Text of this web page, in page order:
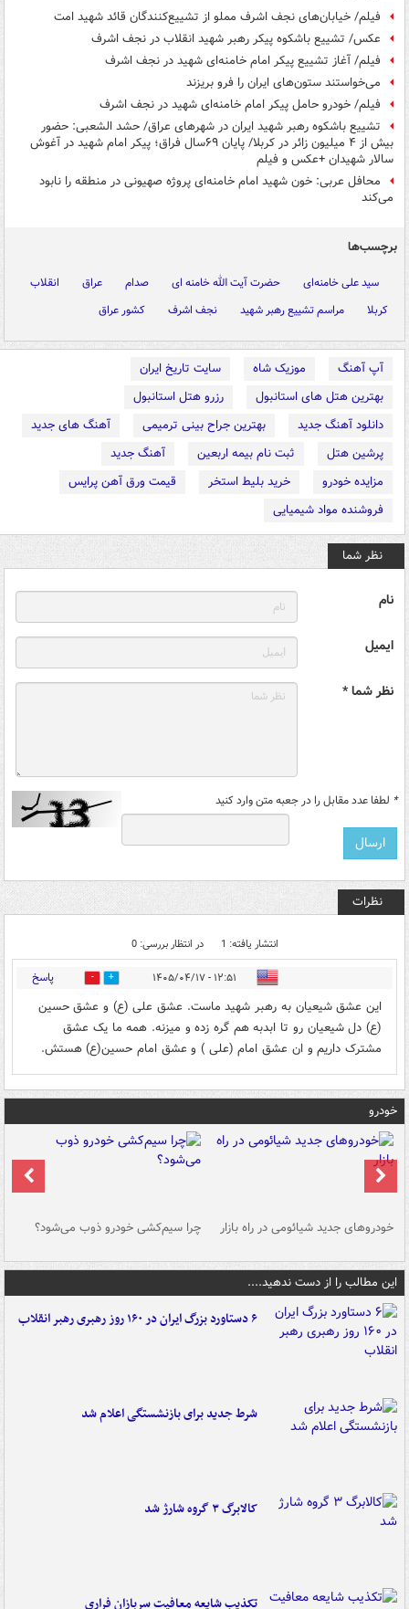
فیلم/ خیابان‌های نجف اشرف مملو از تشییع‌کنندگان قائد شهید امت
عکس/ تشییع باشکوه پیکر رهبر شهید انقلاب در نجف اشرف
فیلم/ آغاز تشییع پیکر امام خامنه‌ای شهید در نجف اشرف
می‌خواستند ستون‌های ایران را فرو بریزند
فیلم/ خودرو حامل پیکر امام خامنه‌ای شهید در نجف اشرف
تشییع باشکوه رهبر شهید ایران در شهرهای عراق/ حشد الشعبی: حضور
بیش از ۴ میلیون زائر در کربلا/ پایان ۶۹سال فراق؛ پیکر امام شهید در آغوش
سالار شهیدان +عکس و فیلم
محافل عربی: خون شهید امام خامنه‌ای پروژه صهیونی در منطقه را نابود
می‌کند
برچسب‌ها
سید علی خامنه‌ای حضرت آیت الله خامنه ای صدام عراق
انقلاب
کربلا
مراسم تشییع رهبر شهید نجف اشرف کشور عراق
آپ آهنگ موزیک شاه
سایت تاریخ ایران
بهترین هتل های استانبول
رزرو هتل استانبول
دانلود آهنگ جدید
بهترین جراح بینی ترمیمی
آهنگ های جدید
پرشین هتل
ثبت نام بیمه اربعین
آهنگ جدید
مزایده خودرو
خرید بلیط استخر
قیمت ورق آهن پرایس
فروشنده مواد شیمیایی
نظر شما
نام
ایمیل
نظر شما *
* لطفا عدد مقابل را در جعبه متن وارد کنید
نظرات
انتشار یافته: 1 در انتظار بررسی: 0
۱۲:۵۱ - ۱۴۰۵/۰۴/۱۷ 1 پاسخ
این عشق شیعیان به رهبر شهید ماست. عشق علی (ع) و عشق حسین
(ع) دل شیعیان رو تا ابدبه هم گره زده و میزنه. همه ما یک عشق
مشترک داریم و ان عشق امام (علی ) و عشق امام حسین(ع) هستش.
خودرو
خودروهای جدید شیائومی در راه بازار چرا سیم‌کشی خودرو ذوب می‌شود؟
این مطالب را از دست ندهید....
۶ دستاورد بزرگ ایران در ۱۶۰ روز رهبری رهبر انقلاب
شرط جدید برای بازنشستگی اعلام شد
کالابرگ ۳ گروه شارژ شد
تکذیب شایعه معافیت سربازان فراری